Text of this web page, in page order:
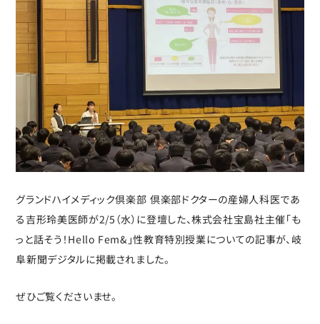
グランドハイメディック倶楽部 倶楽部ドクターの産婦人科医であ
る吉形玲美医師が2/5（水）に登壇した、株式会社宝島社主催「も
っと話そう！Hello Fem&」性教育特別授業についての記事が、岐
阜新聞デジタルに掲載されました。
ぜひご覧くださいませ。